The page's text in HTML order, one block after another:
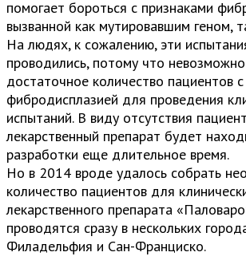
помогает бороться с признаками
вызванной как мутировавшим геном,
На людях, к сожалению, эти
проводились, потому что
достаточное количество пациентов с
фибродисплазией для проведения
испытаний. В виду отсутствия
лекарственный препарат будет
разработки еще длительное время.
Но в 2014 вроде удалось собрать
количество пациентов для
лекарственного препарата
проводятся сразу в нескольких
Филадельфия и Сан-Франциско.